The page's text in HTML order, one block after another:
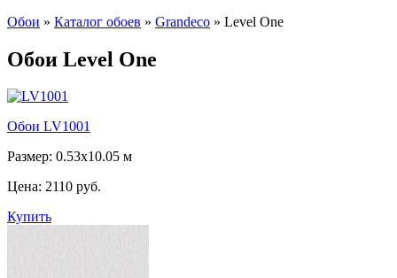
Обои » Каталог обоев » Grandeco » Level One
Обои Level One
Обои LV1001
Размер: 0.53x10.05 м
Цена: 2110 руб.
Купить